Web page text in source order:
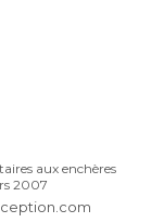
aux enchères
2007